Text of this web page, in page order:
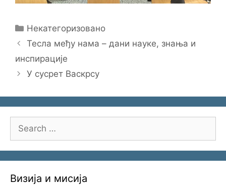
Categories
Некатегоризовано
Тесла међу нама – дани науке, знања и
инспирације
У сусрет Васкрсу
for:
Визија и мисија